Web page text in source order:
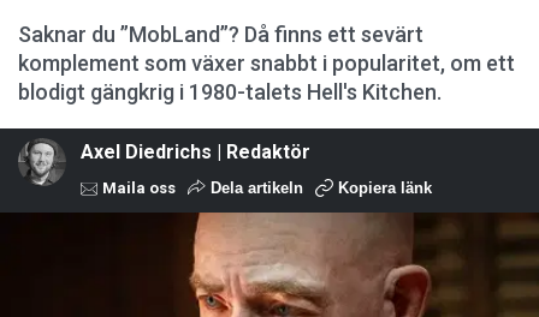
Saknar du ”MobLand”? Då finns ett sevärt
komplement som växer snabbt i popularitet, om ett
blodigt gängkrig i 1980-talets Hell's Kitchen.
Axel Diedrichs | Redaktör
Maila oss Dela artikeln Kopiera länk